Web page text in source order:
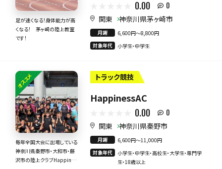
足が速くなる！身体能力が高
くなる！ 茅ヶ崎の陸上教室
です！
0.00 0
関東 神奈川県茅ヶ崎市
月謝
6,600円〜8,800円
対象年代
小学生・中学生
オススメ
毎年全国大会に出場している
神奈川県秦野市・大和市・藤
沢市の陸上クラブHappines
トラック競技
HappinessAC
0.00 0
関東 神奈川県秦野市
月謝
6,600円〜11,000円
対象年代
小学生・中学生・高校生・大学生・専門学
生・18歳以上